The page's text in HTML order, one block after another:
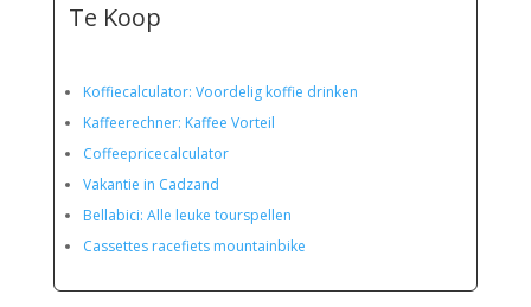
Te Koop
Koffiecalculator: Voordelig koffie drinken
Kaffeerechner: Kaffee Vorteil
Coffeepricecalculator
Vakantie in Cadzand
Bellabici: Alle leuke tourspellen
Cassettes racefiets mountainbike